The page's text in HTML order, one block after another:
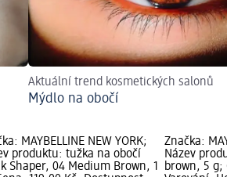
Aktuální trend kosmetických salonů
Mýdlo na obočí
MAYBELLINE NEW YORK;
produktu: tužka na obočí
Shaper, 04 Medium Brown, 1
Značka:
Název
brown, 5 g;